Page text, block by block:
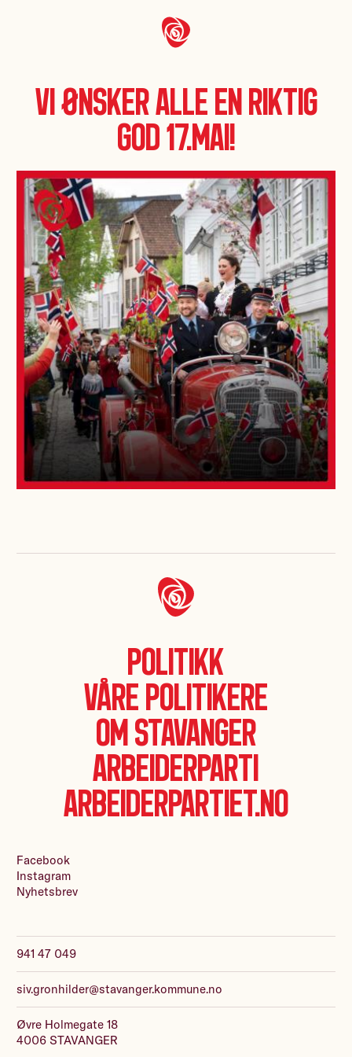
Vi ønsker alle en riktig
god 17.mai!
Politikk
Våre politikere
Om Stavanger
Arbeiderparti
Arbeiderpartiet.no
941 47 049
siv.gronhilder@stavanger.kommune.no
Øvre Holmegate 18
4006 STAVANGER
Facebook
Instagram
Nyhetsbrev